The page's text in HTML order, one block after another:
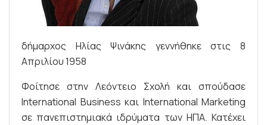
δήμαρχος Ηλίας Ψινάκης γεννήθηκε στις 8
Απριλίου 1958
Φοίτησε στην Λεόντειο Σχολή και σπούδασε
International Business και International Marketing
σε πανεπιστημιακά ιδρύματα των ΗΠΑ. Κατέχει